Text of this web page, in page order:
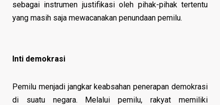
sebagai instrumen justifikasi oleh pihak-pihak tertentu
yang masih saja mewacanakan penundaan pemilu.
Inti demokrasi
Pemilu menjadi jangkar keabsahan penerapan demokrasi
di suatu negara. Melalui pemilu, rakyat memiliki